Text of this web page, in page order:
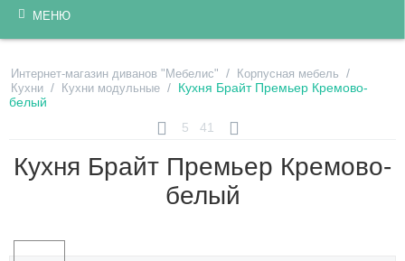
МЕНЮ
Интернет-магазин диванов "Мебелис" / Корпусная мебель /
Кухни / Кухни модульные / Кухня Брайт Премьер Кремово-
белый
5
41
Кухня Брайт Премьер Кремово-
белый